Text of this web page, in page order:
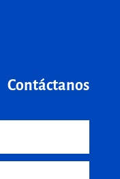
Contáctanos